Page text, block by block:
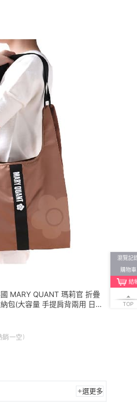
MARY QUANT 瑪莉官 折疊
包(大容量 手提肩背兩用 日
銷一空)
選更多
瀏覽記
購物車
結
TOP